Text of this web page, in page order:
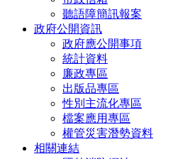
聽語障簡訊報案
政府公開資訊
政府應公開事項
統計資料
廉政專區
出版品專區
性別主流化專區
檔案應用專區
權管災害潛勢資料
相關連結